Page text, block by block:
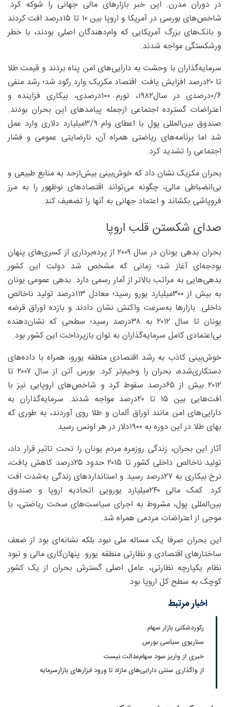
در دوران مدرن. این خبر بازارهای مالی جهانی را شوکه کرد.
شاخص‌های بورسی در آمریکا و اروپا بین ۱۰ تا ۱۵‌درصد افت کردند
و بانک‌های بزرگ آمریکایی که وام‌دهندگان اصلی بودند، با خطر
ورشکستگی مواجه شدند.
سرمایه‌گذاران با وحشت به دارایی‌های امن پناه بردند و قیمت طلا
تا ۲۰‌درصد افزایش یافت. اقتصاد مکزیک وارد رکود شد؛ رشد منفی
۶/‏۰‌درصدی در سال۱۹۸۲، تورم ۱۰۰‌درصدی، بیکاری فزاینده و
اعتراضات گسترده اجتماعی ازجمله پیامدهای این بحران بودند.
صندوق بین‌المللی پول با اعطای وام ۹/‏۳‌میلیارد دلاری وارد عمل
شد اما برنامه‌های ریاضتی همراه آن، نارضایتی عمومی و فشار
اجتماعی را تشدید کرد.
بحران مکزیک نشان داد که خوش‌بینی بیش‌ازحد به منابع طبیعی و
بی‌انضباطی مالی، چگونه می‌تواند اقتصادهای نوظهور را به مرز
فروپاشی بکشاند و اعتماد جهانی به آنها را تضعیف کند.
صدای شکستن قلب اروپا
بحران بدهی یونان در سال ۲۰۰۹ از پرده‌برداری از کسری‌های پنهان
بودجه‌ای آغاز شد؛ زمانی که مشخص شد دولت این کشور
بدهی‌هایی به مراتب بالاتر از آمار رسمی دارد. بدهی عمومی یونان
به بیش از ۳۰۰‌میلیارد یورو رسید؛ معادل ۱۱۳‌درصد تولید ناخالص
داخلی. بازارها به‌سرعت واکنش نشان دادند و بازده اوراق قرضه
یونان تا سال ۲۰۱۲ به ۳۸درصد رسید؛ سطحی که نشان‌دهنده
بی‌اعتمادی کامل سرمایه‌گذاران به توان بازپرداخت این کشور بود.
خوش‌بینی کاذب به رشد اقتصادی منطقه یورو، همراه با داده‌های
دستکاری‌شده، بحران را وخیم‌تر کرد. بورس آتن از سال ۲۰۰۷ تا
۲۰۱۲ بیش از ۶۵‌درصد سقوط کرد و شاخص‌های اروپایی نیز با
افت‌هایی بین ۱۵ تا ۲۰‌درصد مواجه شدند. سرمایه‌گذاران به
دارایی‌های امن مانند اوراق آلمان و طلا روی آوردند، به‌ طوری‌ که
بهای طلا در این دوره به ۱۹۰۰‌دلار در هر اونس رسید.
آثار این بحران، زندگی روزمره مردم یونان را تحت ‌تاثیر قرار داد،
تولید ناخالص داخلی کشور تا ۲۰۱۵ حدود ۲۵‌درصد کاهش یافت،
نرخ بیکاری به ۲۷‌درصد رسید و استانداردهای زندگی به‌شدت افت
کرد. کمک مالی ۲۴۰‌میلیارد یورویی اتحادیه اروپا و صندوق
بین‌المللی پول، مشروط به اجرای سیاست‌های سخت ریاضتی، با
موجی از اعتراضات مردمی همراه شد.
این بحران صرفا یک مساله ملی نبود بلکه نشانه‌ای بود از ضعف
ساختارهای اقتصادی و نظارتی منطقه یورو. پنهان‌کاری مالی و نبود
نظام یکپارچه نظارتی، عامل اصلی گسترش بحران از یک کشور
کوچک به سطح کل اروپا بود.
اخبار مرتبط
رکوردشکنی بازار سهام
سناریوی سیاسی بورس
خبری از واریز سود سهام‌عدالت نیست
از واگذاری سنتی دارایی‌های مازاد تا ورود ابزارهای بازارسرمایه